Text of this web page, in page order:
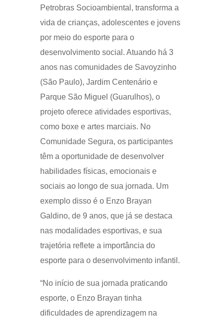
Petrobras Socioambiental, transforma a
vida de crianças, adolescentes e jovens
por meio do esporte para o
desenvolvimento social. Atuando há 3
anos nas comunidades de Savoyzinho
(São Paulo), Jardim Centenário e
Parque São Miguel (Guarulhos), o
projeto oferece atividades esportivas,
como boxe e artes marciais. No
Comunidade Segura, os participantes
têm a oportunidade de desenvolver
habilidades físicas, emocionais e
sociais ao longo de sua jornada. Um
exemplo disso é o Enzo Brayan
Galdino, de 9 anos, que já se destaca
nas modalidades esportivas, e sua
trajetória reflete a importância do
esporte para o desenvolvimento infantil.
“No início de sua jornada praticando
esporte, o Enzo Brayan tinha
dificuldades de aprendizagem na